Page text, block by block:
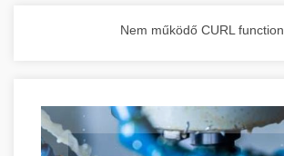
Nem működő CURL function.